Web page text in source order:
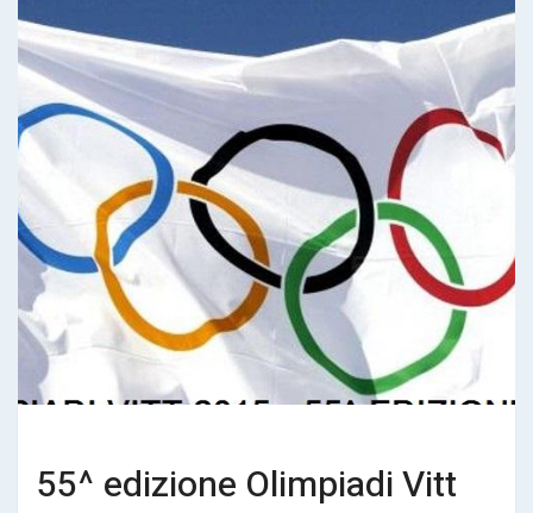
55^ edizione Olimpiadi Vitt